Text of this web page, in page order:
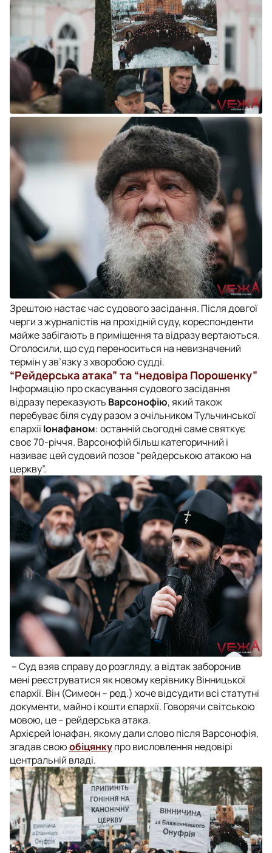
Зрештою настає час судового засідання. Після довгої
черги з журналістів на прохідній суду, кореспонденти
майже забігають в приміщення та відразу вертаються.
Оголосили, що суд переноситься на невизначений
термін у зв’язку з хворобою судді.
“Рейдерська атака” та “недовіра Порошенку”
Інформацію про скасування судового засідання
відразу переказують Варсонофію, який також
перебуває біля суду разом з очільником Тульчинської
єпархіїІонафаном: останній сьогодні саме святкує
своє 70-річчя. Варсонофій більш категоричний і
називає цей судовий позов “рейдерською атакою на
церкву”.
– Суд взяв справу до розгляду, а відтак заборонив
мені реєструватися як новому керівнику Вінницької
єпархії. Він (Симеон – ред.) хоче відсудити всі статутні
документи, майно і кошти єпархії. Говорячи світською
мовою, це – рейдерська атака.
Архієрей Іонафан, якому дали слово після Варсонофія,
згадав своюобіцянкупро висловлення недовірі
центральній владі.